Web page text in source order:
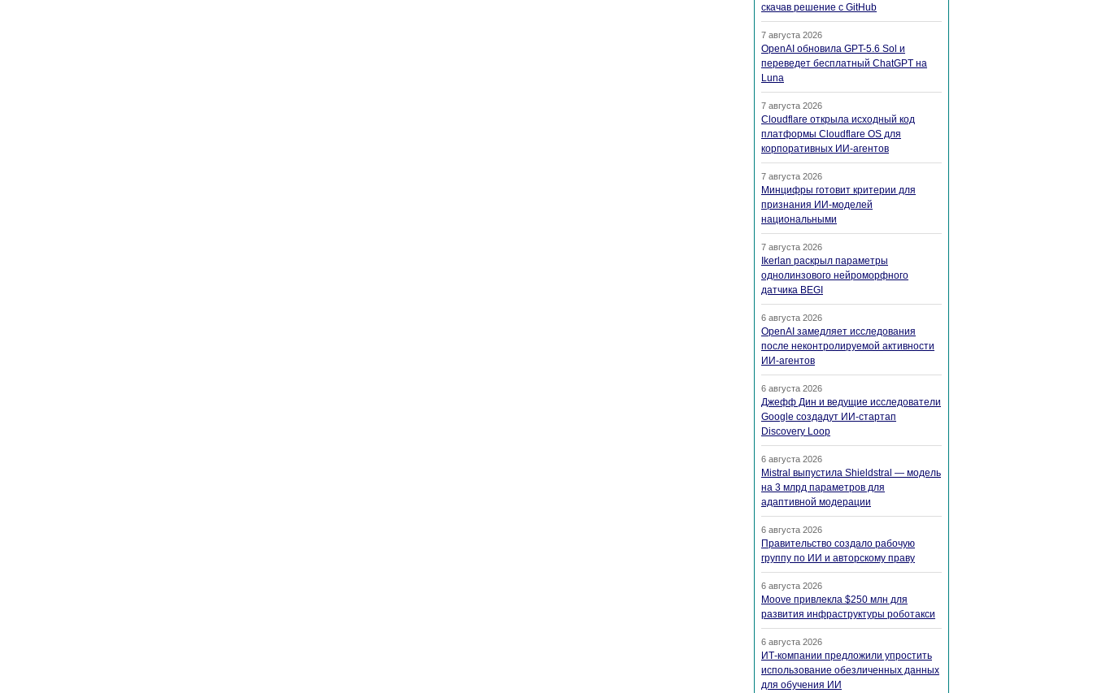
скачав решение с GitHub
7 августа 2026
OpenAI обновила GPT-5.6 Sol и
переведет бесплатный ChatGPT на
Luna
7 августа 2026
Cloudflare открыла исходный код
платформы Cloudflare OS для
корпоративных ИИ-агентов
7 августа 2026
Минцифры готовит критерии для
признания ИИ-моделей
национальными
7 августа 2026
Ikerlan раскрыл параметры
однолинзового нейроморфного
датчика BEGI
6 августа 2026
OpenAI замедляет исследования
после неконтролируемой активности
ИИ-агентов
6 августа 2026
Джефф Дин и ведущие исследователи
Google создадут ИИ-стартап
Discovery Loop
6 августа 2026
Mistral выпустила Shieldstral — модель
на 3 млрд параметров для
адаптивной модерации
6 августа 2026
Правительство создало рабочую
группу по ИИ и авторскому праву
6 августа 2026
Moove привлекла $250 млн для
развития инфраструктуры роботакси
6 августа 2026
ИТ-компании предложили упростить
использование обезличенных данных
для обучения ИИ